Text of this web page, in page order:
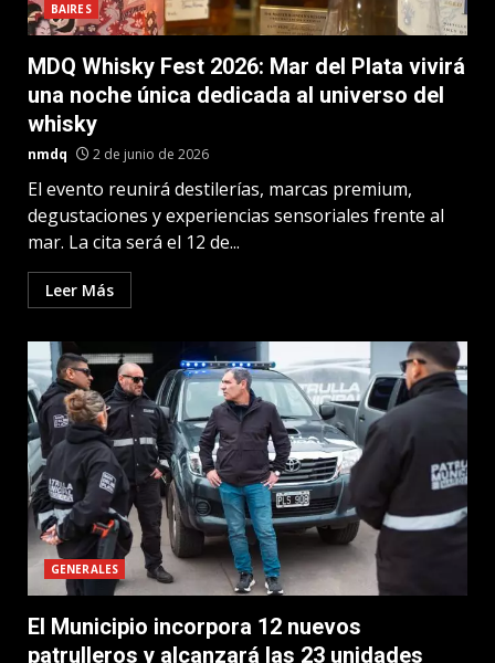
BAIRES
MDQ Whisky Fest 2026: Mar del Plata vivirá
una noche única dedicada al universo del
whisky
nmdq 2 de junio de 2026
El evento reunirá destilerías, marcas premium,
degustaciones y experiencias sensoriales frente al
mar. La cita será el 12 de...
Leer Más
GENERALES
El Municipio incorpora 12 nuevos
patrulleros y alcanzará las 23 unidades